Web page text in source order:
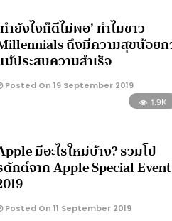
ำยังไงก็ดีไม่พอ’ ทำไมชาว
ถึงมีความสุขน้อยก
ม้ประสบความสำเร็จ
Posted On 19 September 2019
1.9K
มีอะไรใหม่บ้าง? รวมโป
ดักต์จาก Apple Special Event
Posted On 11 September 2019